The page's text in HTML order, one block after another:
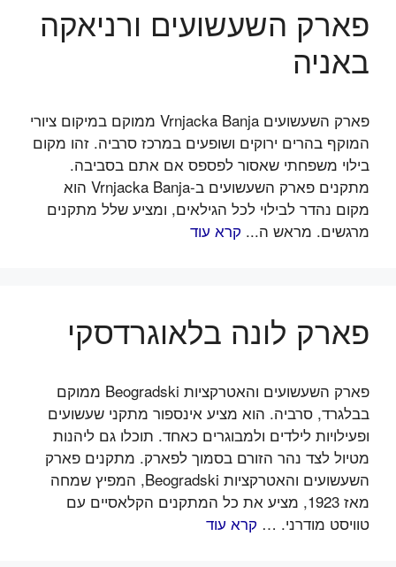
פארק השעשועים ורניאקה
באניה
פארק השעשועים Vrnjacka Banja ממוקם במיקום ציורי
המוקף בהרים ירוקים ושופעים במרכז סרביה. זהו מקום
בילוי משפחתי שאסור לפספס אם אתם בסביבה.
מתקנים פארק השעשועים ב-Vrnjacka Banja הוא
מקום נהדר לבילוי לכל הגילאים, ומציע שלל מתקנים
מרגשים. מראש ה... קרא עוד
פארק לונה בלאוגרדסקי
פארק השעשועים והאטרקציות Beogradski ממוקם
בבלגרד, סרביה. הוא מציע אינספור מתקני שעשועים
ופעילויות לילדים ולמבוגרים כאחד. תוכלו גם ליהנות
מטיול לצד נהר הזורם בסמוך לפארק. מתקנים פארק
השעשועים והאטרקציות Beogradski, המפיץ שמחה
מאז 1923, מציע את כל המתקנים הקלאסיים עם
טוויסט מודרני. … קרא עוד